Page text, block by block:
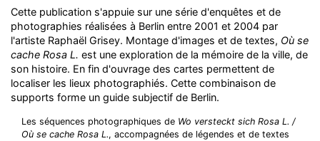
Cette publication s'appuie sur une série d'enquêtes et de
photographies réalisées à Berlin entre 2001 et 2004 par
l'artiste Raphaël Grisey. Montage d'images et de textes, Où se
cache Rosa L. est une exploration de la mémoire de la ville, de
son histoire. En fin d'ouvrage des cartes permettent de
localiser les lieux photographiés. Cette combinaison de
supports forme un guide subjectif de Berlin.
Les séquences photographiques de Wo versteckt sich Rosa L. /
Où se cache Rosa L., accompagnées de légendes et de textes